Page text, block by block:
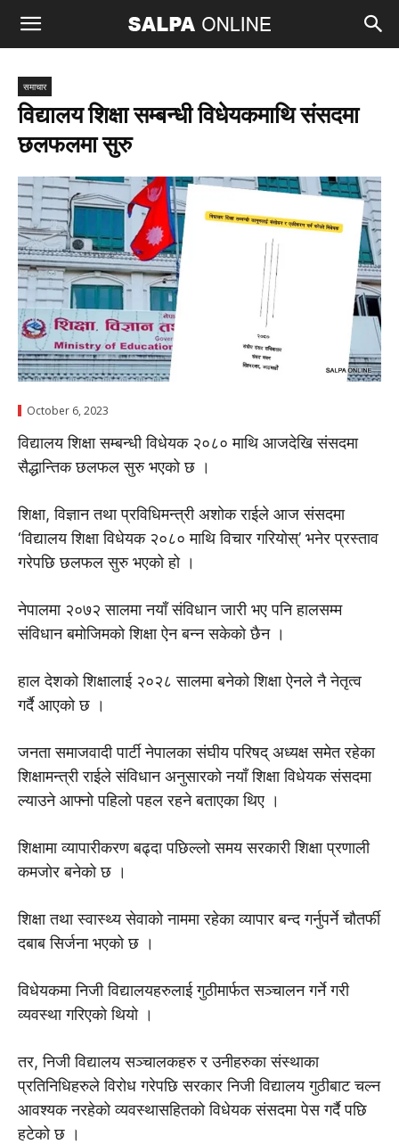
समाचार
विद्यालय शिक्षा सम्बन्धी विधेयकमाथि संसदमा
छलफलमा सुरु
October 6, 2023
विद्यालय शिक्षा सम्बन्धी विधेयक २०८० माथि आजदेखि संसदमा
सैद्धान्तिक छलफल सुरु भएको छ ।
शिक्षा, विज्ञान तथा प्रविधिमन्त्री अशोक राईले आज संसदमा
‘विद्यालय शिक्षा विधेयक २०८० माथि विचार गरियोस्’ भनेर प्रस्ताव
गरेपछि छलफल सुरु भएको हो ।
नेपालमा २०७२ सालमा नयाँ संविधान जारी भए पनि हालसम्म
संविधान बमोजिमको शिक्षा ऐन बन्न सकेको छैन ।
हाल देशको शिक्षालाई २०२८ सालमा बनेको शिक्षा ऐनले नै नेतृत्व
गर्दै आएको छ ।
जनता समाजवादी पार्टी नेपालका संघीय परिषद् अध्यक्ष समेत रहेका
शिक्षामन्त्री राईले संविधान अनुसारको नयाँ शिक्षा विधेयक संसदमा
ल्याउने आफ्नो पहिलो पहल रहने बताएका थिए ।
शिक्षामा व्यापारीकरण बढ्दा पछिल्लो समय सरकारी शिक्षा प्रणाली
कमजोर बनेको छ ।
शिक्षा तथा स्वास्थ्य सेवाको नाममा रहेका व्यापार बन्द गर्नुपर्ने चौतर्फी
दबाब सिर्जना भएको छ ।
विधेयकमा निजी विद्यालयहरुलाई गुठीमार्फत सञ्चालन गर्ने गरी
व्यवस्था गरिएको थियो ।
तर, निजी विद्यालय सञ्चालकहरु र उनीहरुका संस्थाका
प्रतिनिधिहरुले विरोध गरेपछि सरकार निजी विद्यालय गुठीबाट चल्न
आवश्यक नरहेको व्यवस्थासहितको विधेयक संसदमा पेस गर्दै पछि
हटेको छ ।